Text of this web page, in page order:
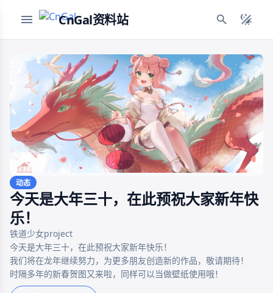
CnGal资料站
动态
今天是大年三十，在此预祝大家新年快
乐！
铁道少女project
今天是大年三十，在此预祝大家新年快乐！
我们将在龙年继续努力，为更多朋友创造新的作品，敬请期待！